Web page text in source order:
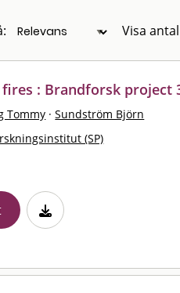
Visa
: Brandforsk project
Tommy · Sundström Björn
(SP)